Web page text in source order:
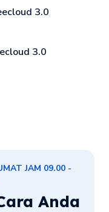
3.0
3.0
JAM 09.00 -
Anda